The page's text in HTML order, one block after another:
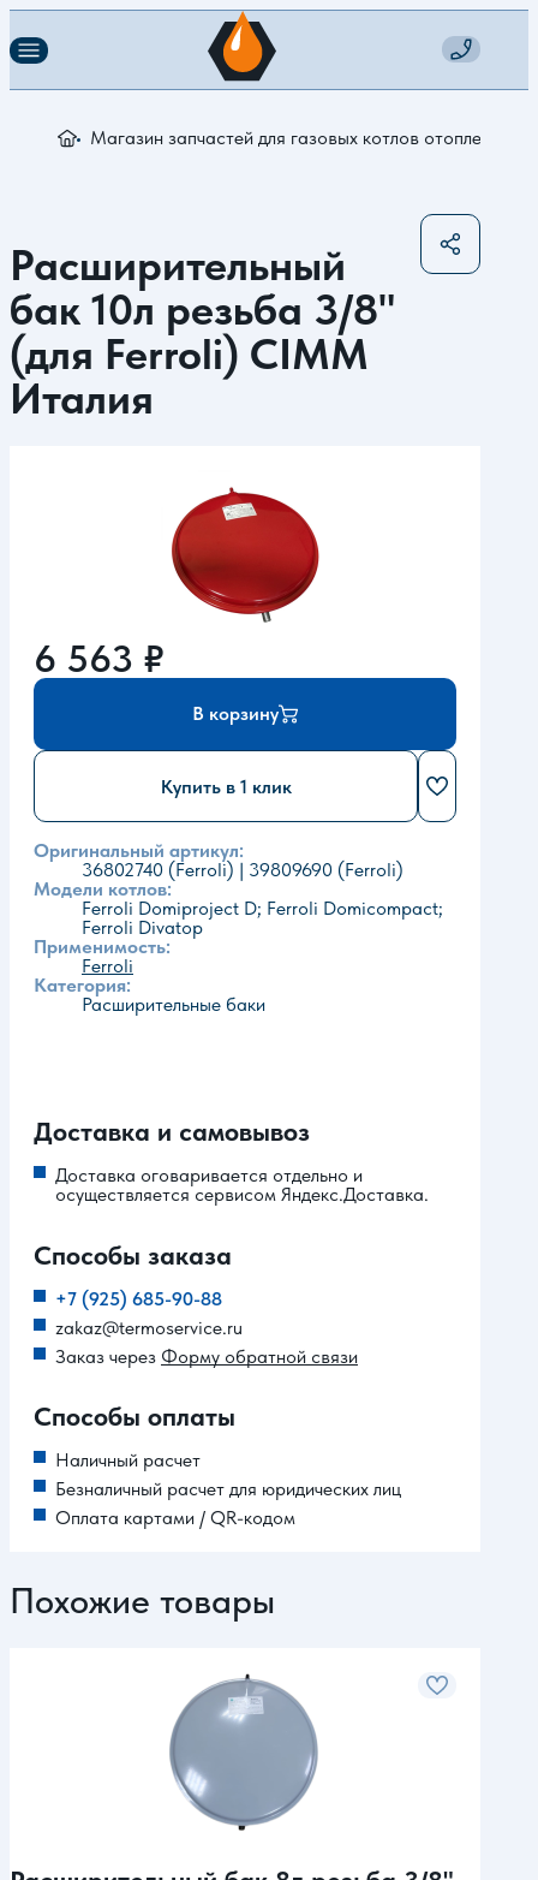
Магазин запчастей для газовых котлов отопления
Расширительный
бак 10л резьба 3/8"
(для Ferroli) CIMM
Италия
6 563 ₽
В корзину
Купить в 1 клик
Оригинальный артикул:
36802740 (Ferroli) | 39809690 (Ferroli)
Модели котлов:
Ferroli Domiproject D; Ferroli Domicompact;
Ferroli Divatop
Применимость:
Ferroli
Категория:
Расширительные баки
Доставка и самовывоз
Доставка оговаривается отдельно и
осуществляется сервисом Яндекс.Доставка.
Способы заказа
+7 (925) 685-90-88
zakaz@termoservice.ru
Заказ через Форму обратной связи
Способы оплаты
Наличный расчет
Безналичный расчет для юридических лиц
Оплата картами / QR-кодом
Похожие товары